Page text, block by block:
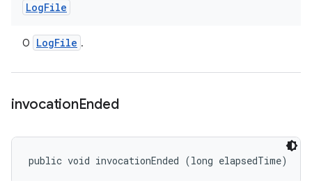
LogFile
O LogFile .
invocationEnded
public void invocationEnded (long elapsedTime)